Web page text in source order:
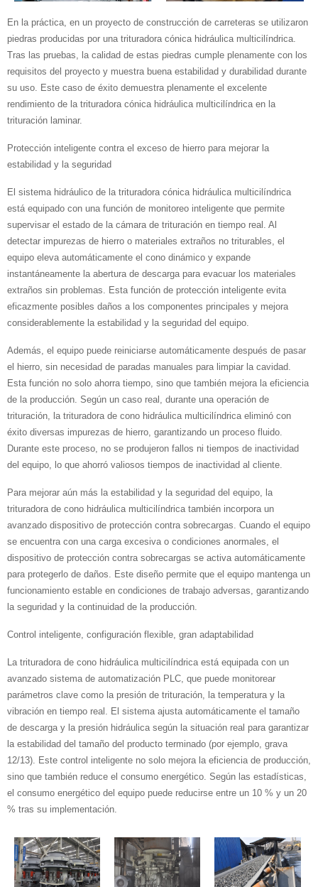
En la práctica, en un proyecto de construcción de carreteras se utilizaron
piedras producidas por una trituradora cónica hidráulica multicilíndrica.
Tras las pruebas, la calidad de estas piedras cumple plenamente con los
requisitos del proyecto y muestra buena estabilidad y durabilidad durante
su uso. Este caso de éxito demuestra plenamente el excelente
rendimiento de la trituradora cónica hidráulica multicilíndrica en la
trituración laminar.
Protección inteligente contra el exceso de hierro para mejorar la
estabilidad y la seguridad
El sistema hidráulico de la trituradora cónica hidráulica multicilíndrica
está equipado con una función de monitoreo inteligente que permite
supervisar el estado de la cámara de trituración en tiempo real. Al
detectar impurezas de hierro o materiales extraños no triturables, el
equipo eleva automáticamente el cono dinámico y expande
instantáneamente la abertura de descarga para evacuar los materiales
extraños sin problemas. Esta función de protección inteligente evita
eficazmente posibles daños a los componentes principales y mejora
considerablemente la estabilidad y la seguridad del equipo.
Además, el equipo puede reiniciarse automáticamente después de pasar
el hierro, sin necesidad de paradas manuales para limpiar la cavidad.
Esta función no solo ahorra tiempo, sino que también mejora la eficiencia
de la producción. Según un caso real, durante una operación de
trituración, la trituradora de cono hidráulica multicilíndrica eliminó con
éxito diversas impurezas de hierro, garantizando un proceso fluido.
Durante este proceso, no se produjeron fallos ni tiempos de inactividad
del equipo, lo que ahorró valiosos tiempos de inactividad al cliente.
Para mejorar aún más la estabilidad y la seguridad del equipo, la
trituradora de cono hidráulica multicilíndrica también incorpora un
avanzado dispositivo de protección contra sobrecargas. Cuando el equipo
se encuentra con una carga excesiva o condiciones anormales, el
dispositivo de protección contra sobrecargas se activa automáticamente
para protegerlo de daños. Este diseño permite que el equipo mantenga un
funcionamiento estable en condiciones de trabajo adversas, garantizando
la seguridad y la continuidad de la producción.
Control inteligente, configuración flexible, gran adaptabilidad
La trituradora de cono hidráulica multicilíndrica está equipada con un
avanzado sistema de automatización PLC, que puede monitorear
parámetros clave como la presión de trituración, la temperatura y la
vibración en tiempo real. El sistema ajusta automáticamente el tamaño
de descarga y la presión hidráulica según la situación real para garantizar
la estabilidad del tamaño del producto terminado (por ejemplo, grava
12/13). Este control inteligente no solo mejora la eficiencia de producción,
sino que también reduce el consumo energético. Según las estadísticas,
el consumo energético del equipo puede reducirse entre un 10 % y un 20
% tras su implementación.